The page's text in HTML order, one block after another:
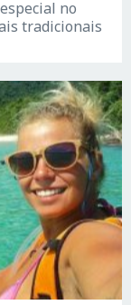
no
tradicionais